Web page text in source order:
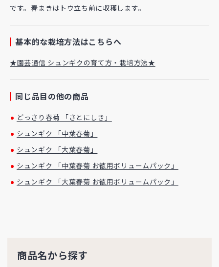
です。春まきはトウ立ち前に収穫します。
基本的な栽培方法はこちらへ
★園芸通信 シュンギクの育て方・栽培方法★
同じ品目の他の商品
どっさり春菊 「さとにしき」
シュンギク 「中葉春菊」
シュンギク 「大葉春菊」
シュンギク 「中葉春菊 お徳用ボリュームパック」
シュンギク 「大葉春菊 お徳用ボリュームパック」
商品名から探す